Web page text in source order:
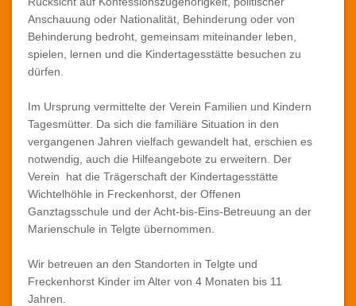
Satzung
Mitgliedsantrag
Unbenannter Bericht
Anschauung oder Nationalität, Behinderung oder von
Behinderung bedroht, gemeinsam miteinander leben,
spielen, lernen und die Kindertagesstätte besuchen zu
dürfen.
Im Ursprung vermittelte der Verein Familien und Kindern
Tagesmütter. Da sich die familiäre Situation in den
vergangenen Jahren vielfach gewandelt hat, erschien es
notwendig, auch die Hilfeangebote zu erweitern. Der
Verein hat die Trägerschaft der Kindertagesstätte
Wichtelhöhle in Freckenhorst, der Offenen
Ganztagsschule und der Acht-bis-Eins-Betreuung an der
Marienschule in Telgte übernommen.
Wir betreuen an den Standorten in Telgte und
Freckenhorst Kinder im Alter von 4 Monaten bis 11
Jahren.